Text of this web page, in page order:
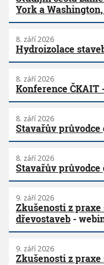
York a Washington,
8. září 2026
Hydroizolace
8. září 2026
Konference ČKAIT
8. září 2026
Stavařův
8. září 2026
Stavařův
9. září 2026
Zkušenosti z
dřevostaveb -
9. září 2026
Zkušenosti z